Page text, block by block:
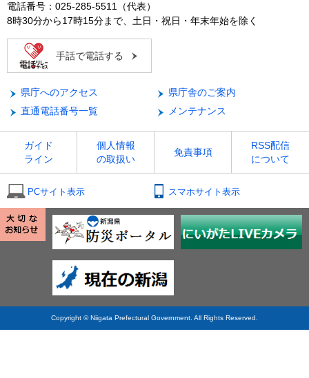
電話番号：025-285-5511（代表）
8時30分から17時15分まで、土日・祝日・年末年始を除く
手話で電話する
県庁へのアクセス
県庁舎のご案内
直通電話番号一覧
メンテナンス
ガイド
ライン
個人情報
の取扱い
免責事項
RSS配信
について
PCサイト表示 スマホサイト表示
Copyright © Niigata Prefectural Government. All Rights Reserved.